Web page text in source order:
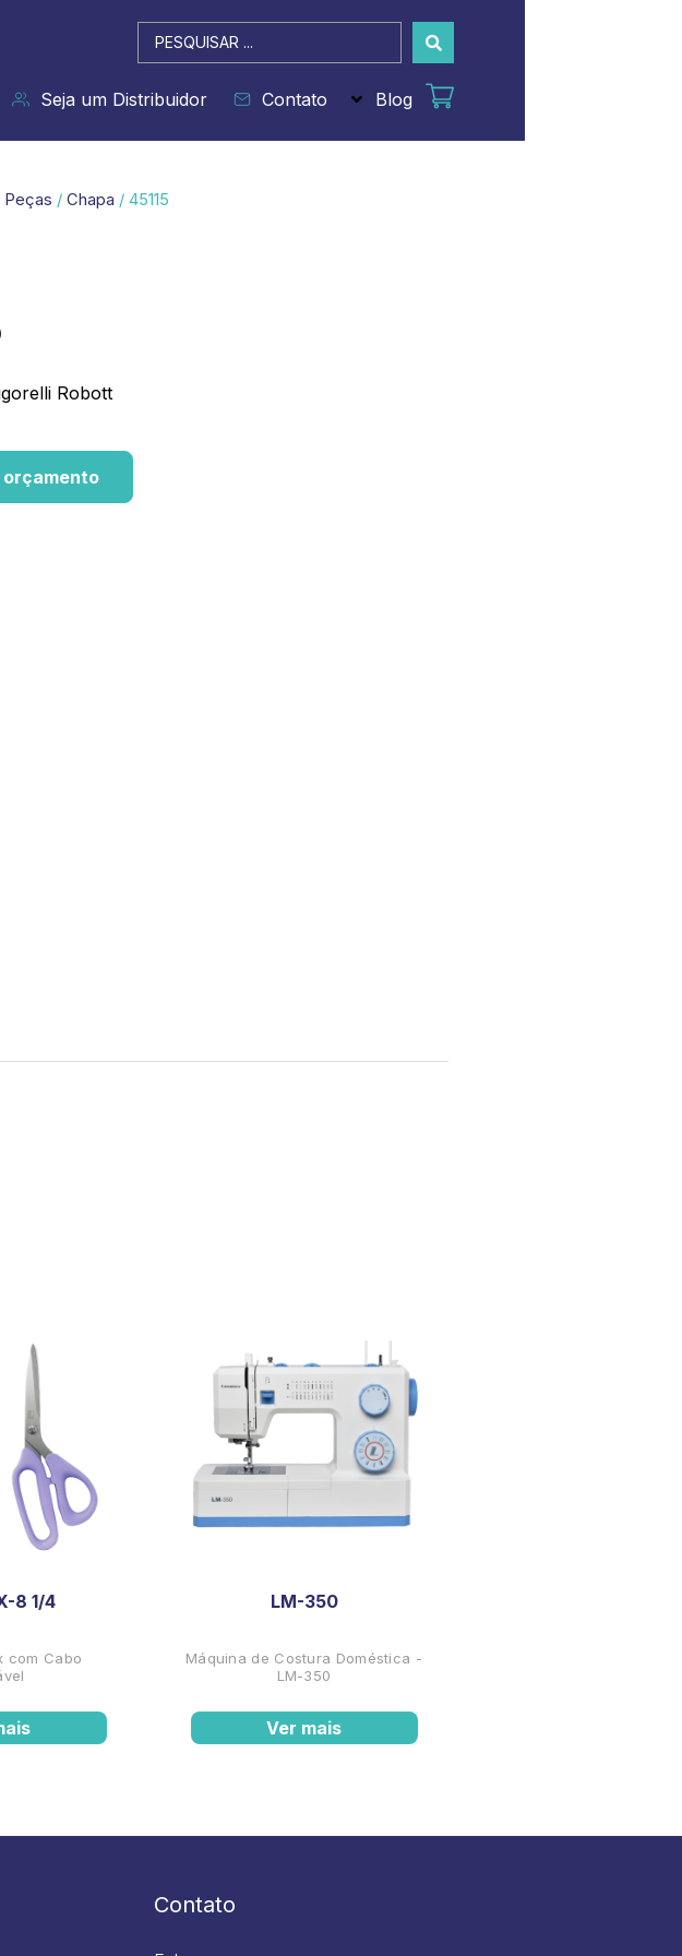
Pesquisar
...
Seja um Distribuidor Contato Blog
Peças / Chapa / 45115
Robott
8 1/4
com Cabo
LM-350
Máquina de Costura Doméstica -
LM-350
Ver mais
Contato